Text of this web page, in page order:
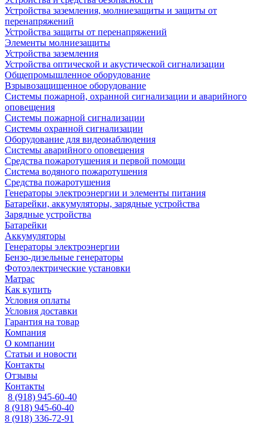
Устройства заземления, молниезащиты и защиты от
перенапряжений
Устройства защиты от перенапряжений
Элементы молниезащиты
Устройства заземления
Устройства оптической и акустической сигнализации
Общепромышленное оборудование
Взрывозащищенное оборудование
Системы пожарной, охранной сигнализации и аварийного
оповещения
Системы пожарной сигнализации
Системы охранной сигнализации
Оборудование для видеонаблюдения
Системы аварийного оповещения
Средства пожаротушения и первой помощи
Система водяного пожаротушения
Средства пожаротушения
Генераторы электроэнергии и элементы питания
Батарейки, аккумуляторы, зарядные устройства
Зарядные устройства
Батарейки
Аккумуляторы
Генераторы электроэнергии
Бензо-дизельные генераторы
Фотоэлектрические установки
Матрас
Как купить
Условия оплаты
Условия доставки
Гарантия на товар
Компания
О компании
Статьи и новости
Контакты
Отзывы
Контакты
8 (918) 945-60-40
8 (918) 945-60-40
8 (918) 336-72-91